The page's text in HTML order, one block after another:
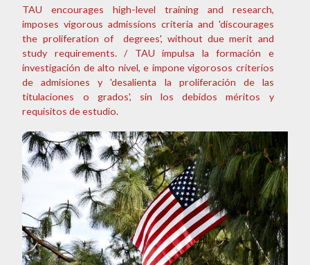
TAU encourages high-level training and research,
imposes vigorous admissions criteria and 'discourages
the proliferation of degrees', without due merit and
study requirements. / TAU impulsa la formación e
investigación de alto nivel, e impone vigorosos criterios
de admisiones y 'desalienta la proliferación de las
titulaciones o grados', sin los debidos méritos y
requisitos de estudio.